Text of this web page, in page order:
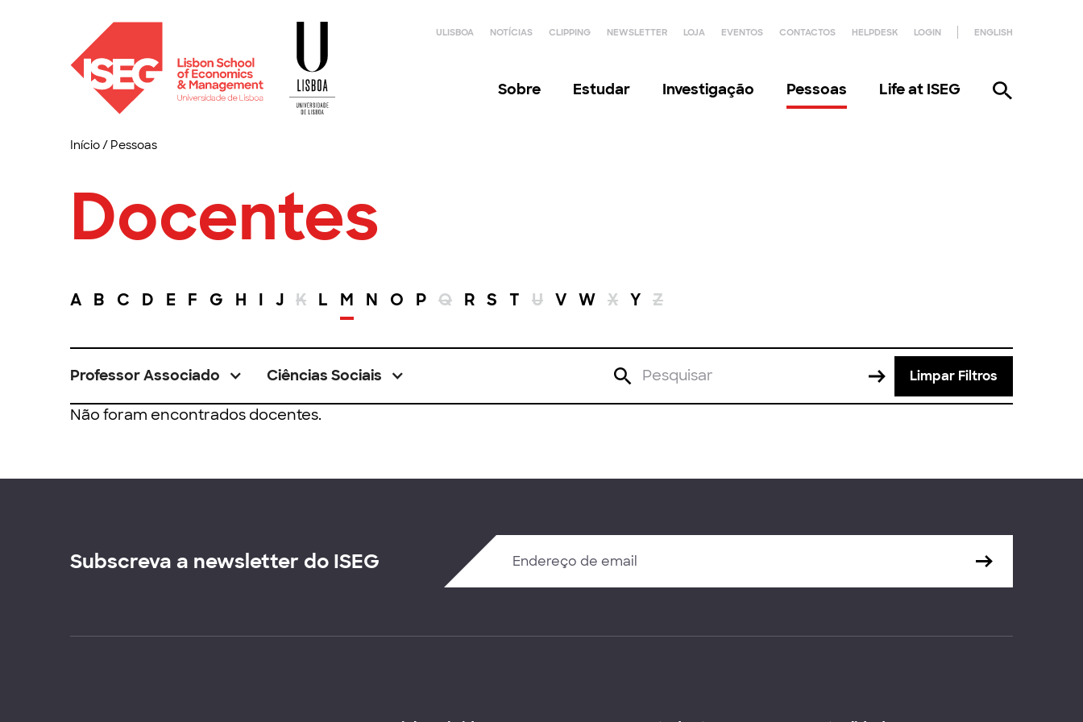
ULISBOA NOTÍCIAS CLIPPING NEWSLETTER LOJA EVENTOS CONTACTOS HELPDESK LOGIN ENGLISH
Sobre Estudar Investigação Pessoas Life at ISEG
Início/ Pessoas
Docentes
A B C D E F G H I J K L M N O P Q R S T U V W X Y Z
Professor Associado Ciências Sociais Limpar Filtros
Não foram encontrados docentes.
Subscreva a newsletter do ISEG